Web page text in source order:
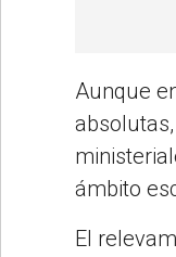
Aunque
ámbito
El